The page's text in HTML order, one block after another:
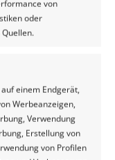
von
oder
einem Endgerät,
Werbeanzeigen,
Verwendung
Erstellung von
von Profilen
ein